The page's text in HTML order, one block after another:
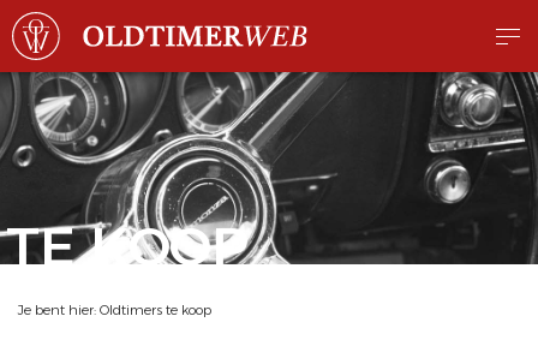
TE KOOP
Je bent hier: Oldtimers te koop